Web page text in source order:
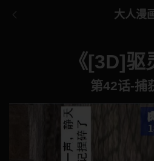
大人漫
《[3D]驱
第42话-捕